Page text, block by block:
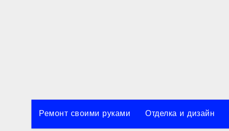
Ремонт своими руками Отделка и дизайн